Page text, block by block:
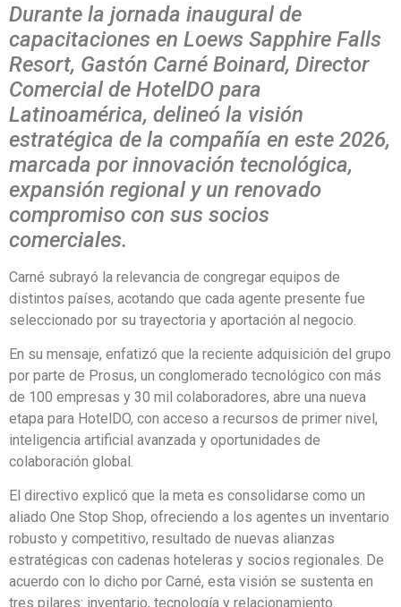
Durante la jornada inaugural de
capacitaciones en Loews Sapphire Falls
Resort, Gastón Carné Boinard, Director
Comercial de HotelDO para
Latinoamérica, delineó la visión
estratégica de la compañía en este 2026,
marcada por innovación tecnológica,
expansión regional y un renovado
compromiso con sus socios
comerciales.
Carné subrayó la relevancia de congregar equipos de
distintos países, acotando que cada agente presente fue
seleccionado por su trayectoria y aportación al negocio.
En su mensaje, enfatizó que la reciente adquisición del grupo
por parte de Prosus, un conglomerado tecnológico con más
de 100 empresas y 30 mil colaboradores, abre una nueva
etapa para HotelDO, con acceso a recursos de primer nivel,
inteligencia artificial avanzada y oportunidades de
colaboración global.
El directivo explicó que la meta es consolidarse como un
aliado One Stop Shop, ofreciendo a los agentes un inventario
robusto y competitivo, resultado de nuevas alianzas
estratégicas con cadenas hoteleras y socios regionales. De
acuerdo con lo dicho por Carné, esta visión se sustenta en
tres pilares: inventario, tecnología y relacionamiento.